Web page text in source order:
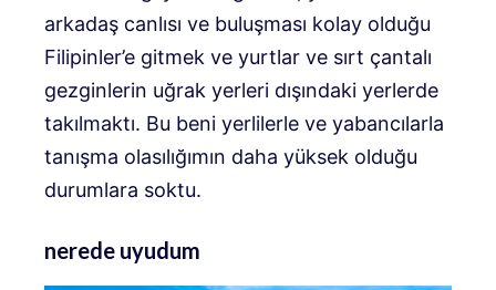
arkadaş canlısı ve buluşması kolay olduğu
Filipinler’e gitmek ve yurtlar ve sırt çantalı
gezginlerin uğrak yerleri dışındaki yerlerde
takılmaktı. Bu beni yerlilerle ve yabancılarla
tanışma olasılığımın daha yüksek olduğu
durumlara soktu.
nerede uyudum